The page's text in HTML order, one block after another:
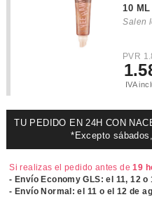
10 ML
Salen
PVR
IVA
TU PEDIDO EN 24H CON
*Excepto
Si realizas el pedido antes de19
- Envío Economy GLS: el 11, 12 o
- Envío Normal: el 11 o el 12 de